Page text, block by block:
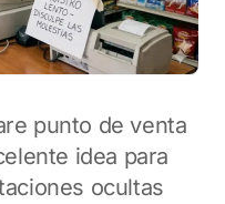
punto de venta
idea para
ocultas